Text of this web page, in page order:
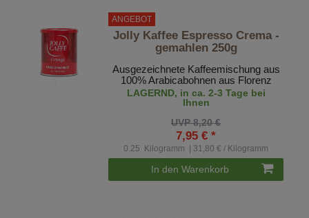
ANGEBOT
Jolly Kaffee Espresso Crema -
gemahlen 250g
Ausgezeichnete Kaffeemischung aus
100% Arabicabohnen aus Florenz
LAGERND, in ca. 2-3 Tage bei
Ihnen
UVP 8,20 €
7,95 € *
0.25 Kilogramm | 31,80 € / Kilogramm
In den Warenkorb